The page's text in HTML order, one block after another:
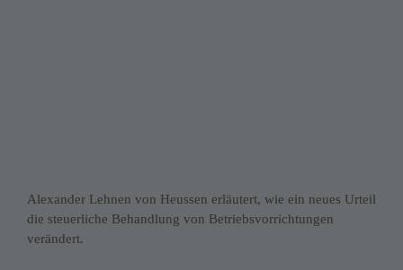
Alexander Lehnen von Heussen erläutert, wie ein neues Urteil
die steuerliche Behandlung von Betriebsvorrichtungen
verändert.